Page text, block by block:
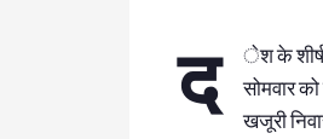
द
ेश के शीर्ष
सोमवार
खजूरी